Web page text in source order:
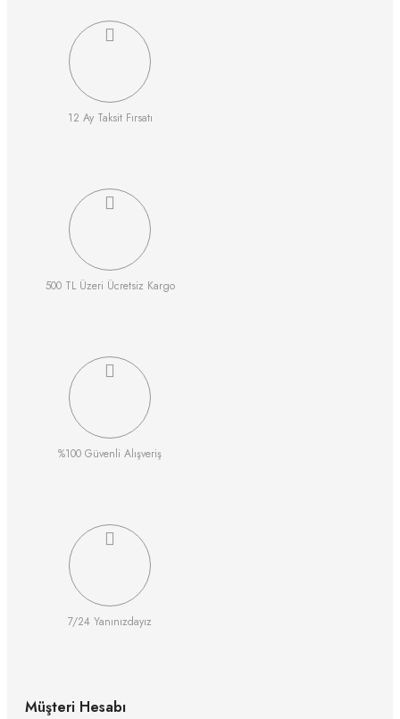
12 Ay Taksit Fırsatı
500 TL Üzeri Ücretsiz Kargo
%100 Güvenli Alışveriş
7/24 Yanınızdayız
Müşteri Hesabı